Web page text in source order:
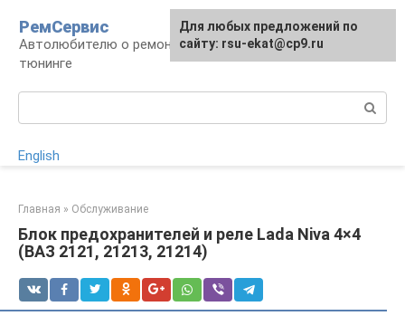
контенту
РемСервис
Автолюбителю о ремонте, обслуживании,
тюнинге
English
Главная » Обслуживание
Блок предохранителей и реле Lada Niva 4×4
(ВАЗ 2121, 21213, 21214)
Для любых предложений по
сайту: rsu-ekat@cp9.ru